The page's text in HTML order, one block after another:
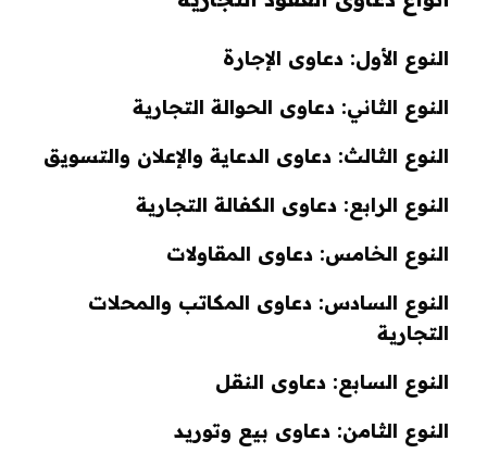
النوع الأول: دعاوى الإجارة
النوع الثاني: دعاوى الحوالة التجارية
النوع الثالث: دعاوى الدعاية والإعلان والتسويق
النوع الرابع: دعاوى الكفالة التجارية
النوع الخامس: دعاوى المقاولات
النوع السادس: دعاوى المكاتب والمحلات
التجارية
النوع السابع: دعاوى النقل
النوع الثامن: دعاوى بيع وتوريد